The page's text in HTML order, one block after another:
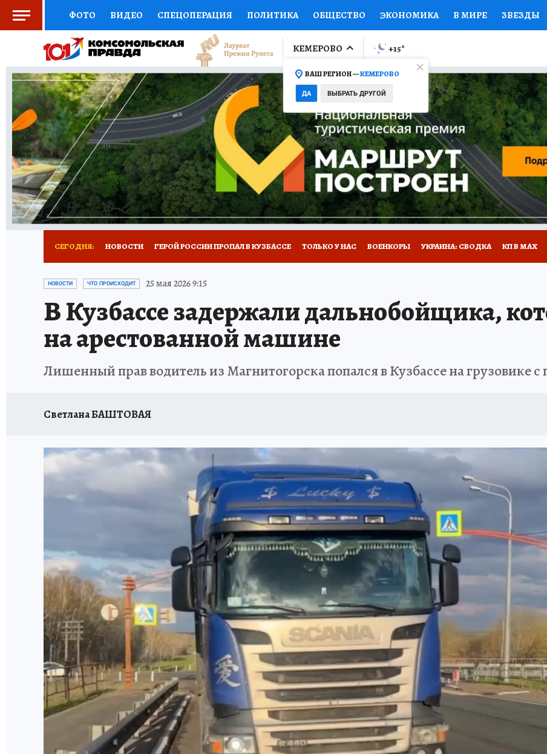
ФОТО ВИДЕО СПЕЦОПЕРАЦИЯ ПОЛИТИКА ОБЩЕСТВО ЭКОНОМИКА В МИРЕ ЗВЕЗДЫ
СОЦПОДДЕРЖКА НАУКА СПОРТ КОЛУМНИСТЫ ПРОИСШЕСТВИЯ
ВЫБОР ЭКСПЕРТОВ ДОКТОР ФИНАНСЫ ОТКРЫВАЕМ МИР Я ЗНАЮ СЕМЬЯ ЖЕНСКИЕ
КНИЖНАЯ ПОЛКА ПРОГНОЗЫ НА СПОРТ ПРОМОКОДЫ СЕРИАЛЫ СПЕЦПРОЕКТЫ ДЕФИЦИТ
ПРЕСС-ЦЕНТР НЕДВИЖИМОСТЬ ТЕЛЕВИЗОР КОНКУРСЫ РАБОТА У НАС ГИД ПОТРЕБИТЕЛЯ
РЕКЛАМА ТЕСТЫ НОВОЕ НА САЙТЕ
КЕМЕРОВО
ВАШ РЕГИОН —КЕМЕРОВО
ДА ВЫБРАТЬ ДРУГОЙ
+15°
СЕГОДНЯ: НОВОСТИ ГЕРОЙ РОССИИ ПРОПАЛ В КУЗБАССЕ ТОЛЬКО У НАС ВОЕНКОРЫ УКРАИНА: СВОДКА КП В МАХ
ЗАПОВЕДНАЯ РОССИЯ ПРОИСШЕСТВИЯ
НОВОСТИ ЧТО ПРОИСХОДИТ 25 мая 2026 9:15
В Кузбассе задержали дальнобойщика,
на арестованной машине
Лишенный прав водитель из Магнитогорска попался в Кузбассе на грузовике
Светлана БАШТОВАЯ